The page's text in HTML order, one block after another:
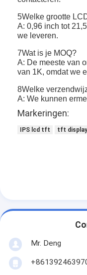
5Welke grootte
A: 0,96 inch tot
we leveren.
7Wat is je MOQ?
A: De meeste van
van 1K, omdat we
8Welke
A: We kunnen
Markeringen:
IPS lcd tft tft
Mr. Deng